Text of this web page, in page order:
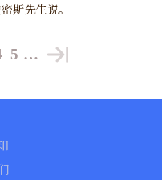
斯先生说。
5 …